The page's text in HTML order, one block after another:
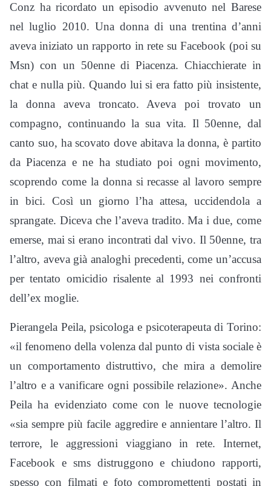
Conz ha ricordato un episodio avvenuto nel Barese
nel luglio 2010. Una donna di una trentina d’anni
aveva iniziato un rapporto in rete su Facebook (poi su
Msn) con un 50enne di Piacenza. Chiacchierate in
chat e nulla più. Quando lui si era fatto più insistente,
la donna aveva troncato. Aveva poi trovato un
compagno, continuando la sua vita. Il 50enne, dal
canto suo, ha scovato dove abitava la donna, è partito
da Piacenza e ne ha studiato poi ogni movimento,
scoprendo come la donna si recasse al lavoro sempre
in bici. Così un giorno l’ha attesa, uccidendola a
sprangate. Diceva che l’aveva tradito. Ma i due, come
emerse, mai si erano incontrati dal vivo. Il 50enne, tra
l’altro, aveva già analoghi precedenti, come un’accusa
per tentato omicidio risalente al 1993 nei confronti
dell’ex moglie.
Pierangela Peila, psicologa e psicoterapeuta di Torino:
«il fenomeno della volenza dal punto di vista sociale è
un comportamento distruttivo, che mira a demolire
l’altro e a vanificare ogni possibile relazione». Anche
Peila ha evidenziato come con le nuove tecnologie
«sia sempre più facile aggredire e annientare l’altro. Il
terrore, le aggressioni viaggiano in rete. Internet,
Facebook e sms distruggono e chiudono rapporti,
spesso con filmati e foto compromettenti postati in